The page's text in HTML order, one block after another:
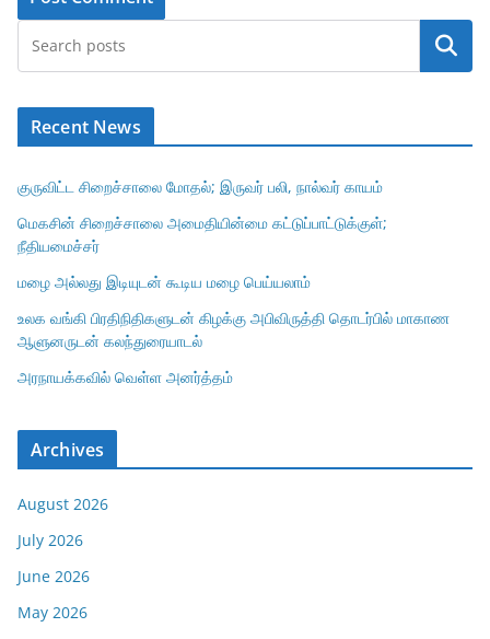
Search
Recent News
குருவிட்ட சிறைச்சாலை மோதல்; இருவர் பலி, நால்வர் காயம்
மெகசின் சிறைச்சாலை அமைதியின்மை கட்டுப்பாட்டுக்குள்;
நீதியமைச்சர்
மழை அல்லது இடியுடன் கூடிய மழை பெய்யலாம்
உலக வங்கி பிரதிநிதிகளுடன் கிழக்கு அபிவிருத்தி தொடர்பில் மாகாண
ஆளுனருடன் கலந்துரையாடல்
அரநாயக்கவில் வெள்ள அனர்த்தம்
Archives
August 2026
July 2026
June 2026
May 2026